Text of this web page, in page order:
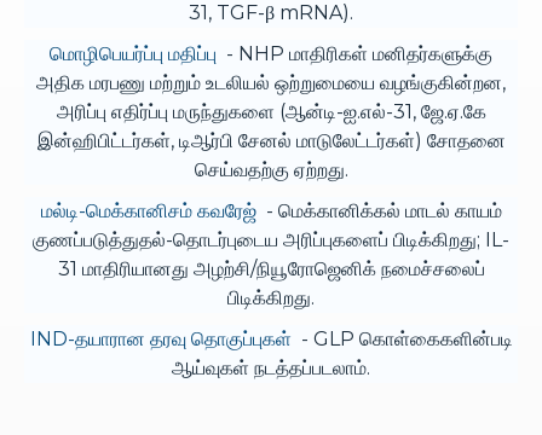
31, TGF-β mRNA).
மொழிபெயர்ப்பு மதிப்பு - NHP மாதிரிகள் மனிதர்களுக்கு
அதிக மரபணு மற்றும் உடலியல் ஒற்றுமையை வழங்குகின்றன,
அரிப்பு எதிர்ப்பு மருந்துகளை (ஆன்டி-ஐ.எல்-31, ஜே.ஏ.கே
இன்ஹிபிட்டர்கள், டிஆர்பி சேனல் மாடுலேட்டர்கள்) சோதனை
செய்வதற்கு ஏற்றது.
மல்டி-மெக்கானிசம் கவரேஜ் - மெக்கானிக்கல் மாடல் காயம்
குணப்படுத்துதல்-தொடர்புடைய அரிப்புகளைப் பிடிக்கிறது; IL-
31 மாதிரியானது அழற்சி/நியூரோஜெனிக் நமைச்சலைப்
பிடிக்கிறது.
IND-தயாரான தரவு தொகுப்புகள் - GLP கொள்கைகளின்படி
ஆய்வுகள் நடத்தப்படலாம்.